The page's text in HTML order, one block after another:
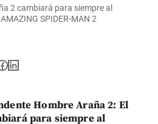
2 cambiará para siempre al
SPIDER-MAN 2
Hombre Araña 2: El
para siempre al